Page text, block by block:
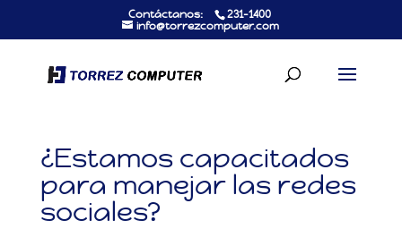
Contáctanos:
231-1400
info@torrezcomputer.com
¿Estamos capacitados
para manejar las redes
sociales?